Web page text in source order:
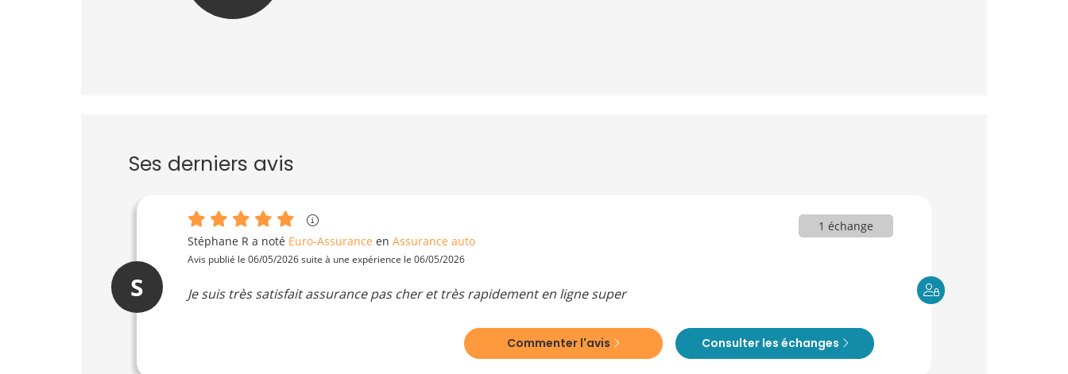
Ses derniers avis
S
Stéphane R a noté Euro-Assurance en Assurance auto
Avis publié le 06/05/2026 suite à une expérience le 06/05/2026
1 échange
Je suis très satisfait assurance pas cher et très rapidement en ligne super
Commenter l'avis Consulter les échanges